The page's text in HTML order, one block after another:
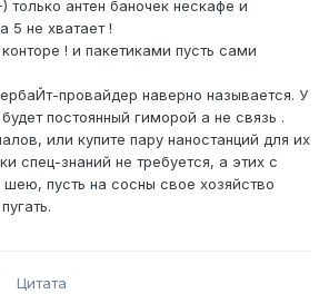
только антен баночек нескафе и
5 не хватает !
! и пакетиками пусть сами
провайдер наверно называется. У
постоянный гиморой а не связь .
или купите пару наностанций для их
спец-знаний не требуется, а этих с
шею, пусть на сосны свое хозяйство
Цитата